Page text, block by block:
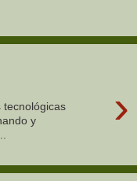
›
tecnológicas
y